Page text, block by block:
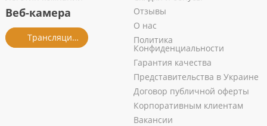
Веб-камера
Трансляция из салона
Отзывы
О нас
Политика
Конфиденциальности
Гарантия качества
Представительства в Украине
Договор публичной оферты
Корпоративным клиентам
Вакансии